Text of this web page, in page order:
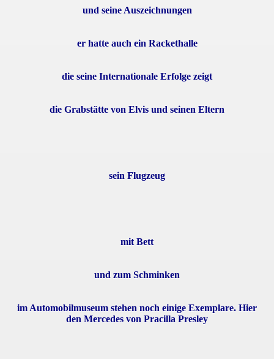
und seine Auszeichnungen
er hatte auch ein Rackethalle
die seine Internationale Erfolge zeigt
die Grabstätte von Elvis und seinen Eltern
sein Flugzeug
mit Bett
und zum Schminken
im Automobilmuseum stehen noch einige Exemplare. Hier
den Mercedes von Pracilla Presley